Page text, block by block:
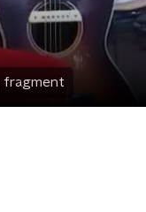
fragment